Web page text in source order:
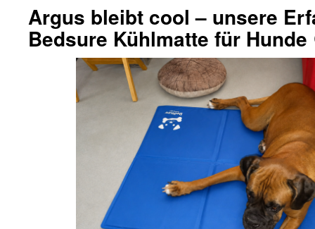
Argus bleibt cool – unsere
Bedsure Kühlmatte für Hunde